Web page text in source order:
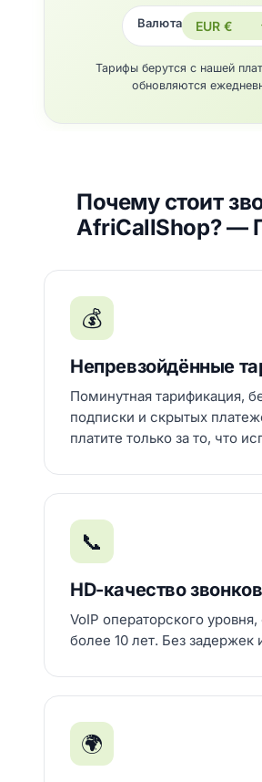
Валюта
Тарифы берутся с нашей
обновляются
Почему стоит
AfriCallShop? —
💰
Непревзойдённые
Поминутная тарификация,
подписки и скрытых
платите только за то, что
📞
HD-качество звонков
VoIP операторского
более 10 лет. Без задержек
🌍